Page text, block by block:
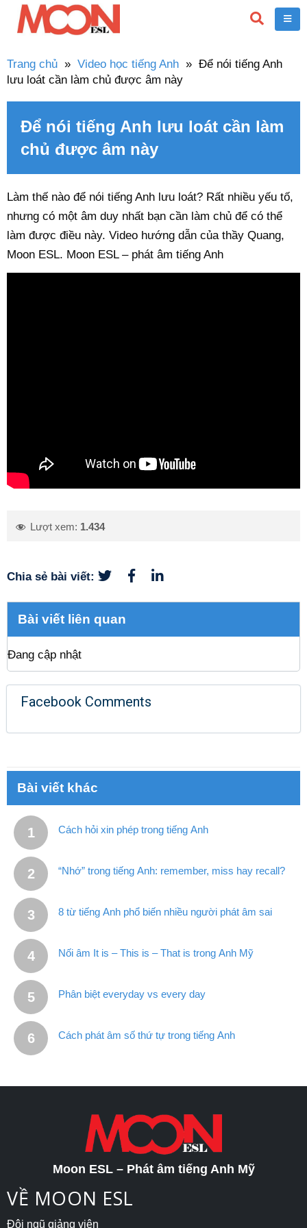
Trang chủ » Video học tiếng Anh » Để nói tiếng Anh
lưu loát cần làm chủ được âm này
Để nói tiếng Anh lưu loát cần làm
chủ được âm này
Làm thế nào để nói tiếng Anh lưu loát? Rất nhiều yếu tố,
nhưng có một âm duy nhất bạn cần làm chủ để có thể
làm được điều này. Video hướng dẫn của thầy Quang,
Moon ESL. Moon ESL – phát âm tiếng Anh
Lượt xem: 1.434
Chia sẻ bài viết:
Bài viết liên quan
Đang cập nhật
Facebook Comments
Bài viết khác
Cách hỏi xin phép trong tiếng Anh
“Nhớ” trong tiếng Anh: remember, miss hay recall?
8 từ tiếng Anh phổ biến nhiều người phát âm sai
Nối âm It is – This is – That is trong Anh Mỹ
Phân biệt everyday vs every day
Cách phát âm số thứ tự trong tiếng Anh
Moon ESL – Phát âm tiếng Anh Mỹ
VỀ MOON ESL
Đội ngũ giảng viên